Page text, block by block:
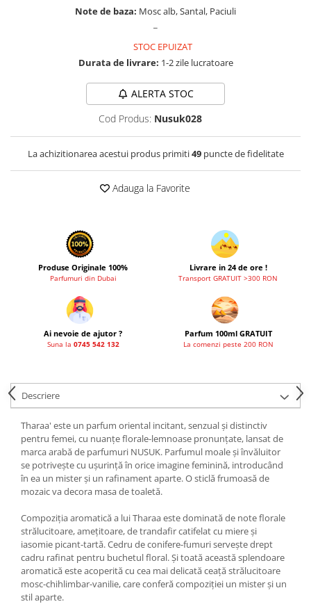
Note de baza: Mosc alb, Santal, Paciuli
STOC EPUIZAT
Durata de livrare: 1-2 zile lucratoare
ALERTA STOC
Cod Produs: Nusuk028
La achizitionarea acestui produs primiti49puncte de fidelitate
Adauga la Favorite
Produse Originale 100%
Parfumuri din Dubai
Livrare in 24 de ore !
Transport GRATUIT >300 RON
Ai nevoie de ajutor ?
Suna la 0745 542 132
Parfum 100ml GRATUIT
La comenzi peste 200 RON
Descriere
Tharaa' este un parfum oriental incitant, senzual și distinctiv
pentru femei, cu nuanțe florale-lemnoase pronunțate, lansat de
marca arabă de parfumuri NUSUK. Parfumul moale și învăluitor
se potrivește cu ușurință în orice imagine feminină, introducând
în ea un mister și un rafinament aparte. O sticlă frumoasă de
mozaic va decora masa de toaletă.
Compoziția aromatică a lui Tharaa este dominată de note florale
strălucitoare, amețitoare, de trandafir catifelat cu miere și
iasomie picant-tartă. Cedru de conifere-fumuri servește drept
cadru rafinat pentru buchetul floral. Și toată această splendoare
aromatică este acoperită cu cea mai delicată ceață strălucitoare
mosc-chihlimbar-vanilie, care conferă compoziției un mister și un
stil aparte.